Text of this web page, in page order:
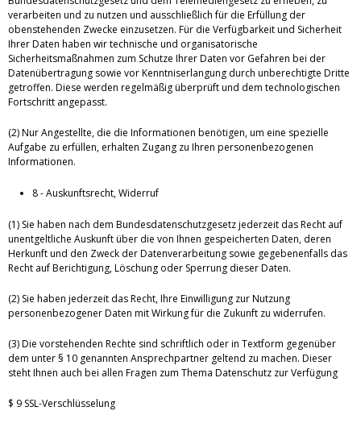
verarbeiten und zu nutzen und ausschließlich für die Erfüllung der
obenstehenden Zwecke einzusetzen. Für die Verfügbarkeit und Sicherheit
Ihrer Daten haben wir technische und organisatorische
Sicherheitsmaßnahmen zum Schutze Ihrer Daten vor Gefahren bei der
Datenübertragung sowie vor Kenntniserlangung durch unberechtigte Dritte
getroffen. Diese werden regelmäßig überprüft und dem technologischen
Fortschritt angepasst.
(2) Nur Angestellte, die die Informationen benötigen, um eine spezielle
Aufgabe zu erfüllen, erhalten Zugang zu Ihren personenbezogenen
Informationen.
8 - Auskunftsrecht, Widerruf
(1) Sie haben nach dem Bundesdatenschutzgesetz jederzeit das Recht auf
unentgeltliche Auskunft über die von Ihnen gespeicherten Daten, deren
Herkunft und den Zweck der Datenverarbeitung sowie gegebenenfalls das
Recht auf Berichtigung, Löschung oder Sperrung dieser Daten.
(2) Sie haben jederzeit das Recht, Ihre Einwilligung zur Nutzung
personenbezogener Daten mit Wirkung für die Zukunft zu widerrufen.
(3) Die vorstehenden Rechte sind schriftlich oder in Textform gegenüber
dem unter § 10 genannten Ansprechpartner geltend zu machen. Dieser
steht Ihnen auch bei allen Fragen zum Thema Datenschutz zur Verfügung
$ 9 SSL-Verschlüsselung